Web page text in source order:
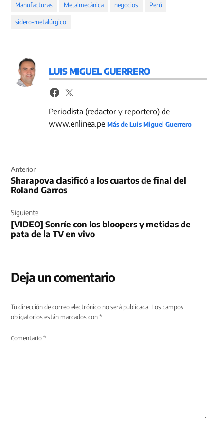
Manufacturas Metalmecánica negocios Perú
sidero-metalúrgico
LUIS MIGUEL GUERRERO
Periodista (redactor y reportero) de
www.enlinea.peMás de Luis Miguel Guerrero
de
entradas
Anterior
Sharapova clasificó a los cuartos de final del
Roland Garros
Siguiente
[VIDEO] Sonríe con los bloopers y metidas de
pata de la TV en vivo
Deja un comentario
Tu dirección de correo electrónico no será publicada. Los campos
obligatorios están marcados con*
Comentario*